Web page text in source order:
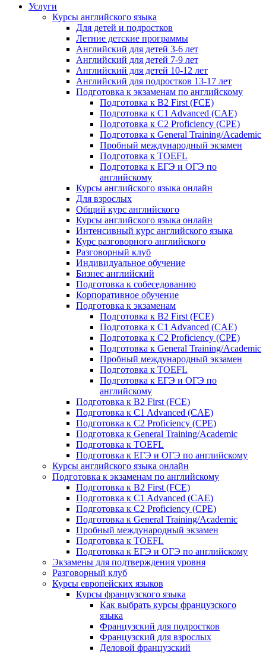
Услуги
Курсы английского языка
Для детей и подростков
Летние детские программы
Английский для детей 3-6 лет
Английский для детей 7-9 лет
Английский для детей 10-12 лет
Английский для подростков 13-17 лет
Подготовка к экзаменам по английскому
Подготовка к B2 First (FCE)
Подготовка к C1 Advanced (CAE)
Подготовка к C2 Proficiency (CPE)
Подготовка к General Training/Academic
Пробный международный экзамен
Подготовка к TOEFL
Подготовка к ЕГЭ и ОГЭ по
английскому
Курсы английского языка онлайн
Для взрослых
Общий курс английского
Курсы английского языка онлайн
Интенсивный курс английского языка
Курс разговорного английского
Разговорный клуб
Индивидуальное обучение
Бизнес английский
Подготовка к собеседованию
Корпоративное обучение
Подготовка к экзаменам
Подготовка к B2 First (FCE)
Подготовка к C1 Advanced (CAE)
Подготовка к C2 Proficiency (CPE)
Подготовка к General Training/Academic
Пробный международный экзамен
Подготовка к TOEFL
Подготовка к ЕГЭ и ОГЭ по
английскому
Подготовка к B2 First (FCE)
Подготовка к C1 Advanced (CAE)
Подготовка к C2 Proficiency (CPE)
Подготовка к General Training/Academic
Подготовка к TOEFL
Подготовка к ЕГЭ и ОГЭ по английскому
Курсы английского языка онлайн
Подготовка к экзаменам по английскому
Подготовка к B2 First (FCE)
Подготовка к C1 Advanced (CAE)
Подготовка к C2 Proficiency (CPE)
Подготовка к General Training/Academic
Пробный международный экзамен
Подготовка к TOEFL
Подготовка к ЕГЭ и ОГЭ по английскому
Экзамены для подтверждения уровня
Разговорный клуб
Курсы европейских языков
Курсы французского языка
Как выбрать курсы французского
языка
Французский для подростков
Французский для взрослых
Деловой французский